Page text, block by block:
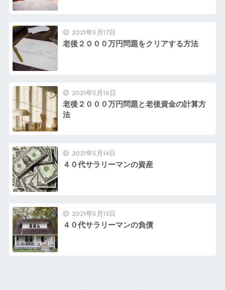
2021年5月17日
老後２０００万円問題をクリアする方法
2021年5月16日
老後２０００万円問題と老後資金の計算方
法
2021年5月14日
４０代サラリーマンの資産
2021年5月13日
４０代サラリーマンの負債